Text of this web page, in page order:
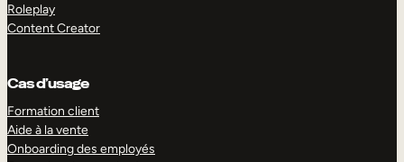
Roleplay
Content Creator
Cas d’usage
Formation client
Aide à la vente
Onboarding des employés